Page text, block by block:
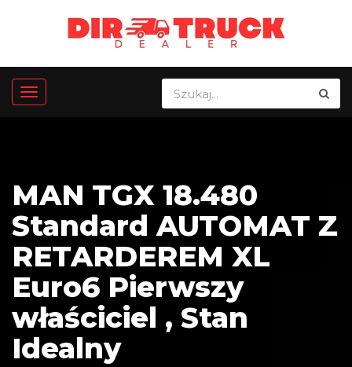
MAN TGX 18.480
Standard AUTOMAT Z
RETARDEREM XL
Euro6 Pierwszy
właściciel , Stan
Idealny